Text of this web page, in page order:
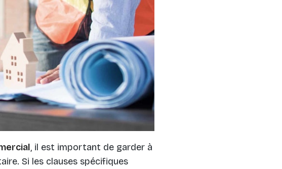
, il est important de garder à
Si les clauses spécifiques